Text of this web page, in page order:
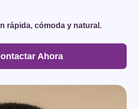
rápida, cómoda y natural.
Ahora